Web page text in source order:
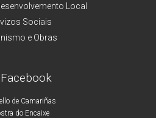
Local
Sociais
e Obras
de Camariñas
do Encaixe